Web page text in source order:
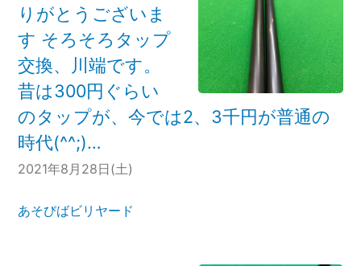
りがとうございま
す そろそろタップ
交換、川端です。
昔は300円ぐらい
のタップが、今では2、3千円が普通の
時代(^^;)…
2021年8月28日(土)
あそびばビリヤード